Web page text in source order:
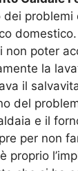
dei problemi
non poter
la
il
del
e il
per non
proprio